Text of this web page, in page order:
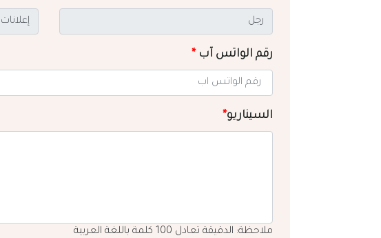
رقم الواتس آب*
السيناريو*
ملاحظة: الدقيقة تعادل 100 كلمة باللغة العربية